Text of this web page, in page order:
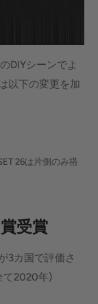
DIYシーンでよ
以下の変更を加
26は片側のみ搭
受賞
3カ国で評価さ
て2020年)